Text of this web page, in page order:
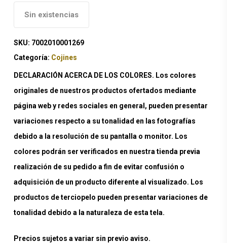
Sin existencias
SKU: 7002010001269
Categoría: Cojines
DECLARACIÓN ACERCA DE LOS COLORES. Los colores
originales de nuestros productos ofertados mediante
página web y redes sociales en general, pueden presentar
variaciones respecto a su tonalidad en las fotografías
debido a la resolución de su pantalla o monitor. Los
colores podrán ser verificados en nuestra tienda previa
realización de su pedido a fin de evitar confusión o
adquisición de un producto diferente al visualizado. Los
productos de terciopelo pueden presentar variaciones de
tonalidad debido a la naturaleza de esta tela.
Precios sujetos a variar sin previo aviso.